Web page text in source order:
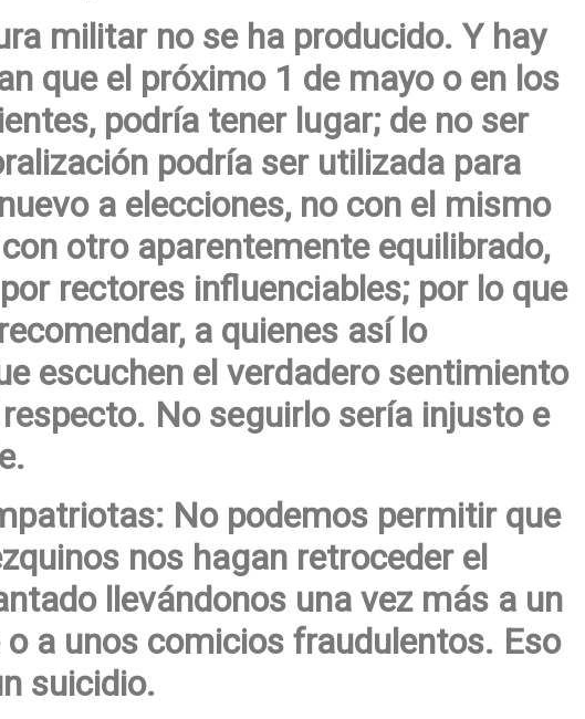
militar no se ha producido. Y hay
que el próximo 1 de mayo o en los
podría tener lugar; de no ser
podría ser utilizada para
a elecciones, no con el mismo
otro aparentemente equilibrado,
rectores influenciables; por lo que
a quienes así lo
escuchen el verdadero sentimiento
No seguirlo sería injusto e
No podemos permitir que
nos hagan retroceder el
llevándonos una vez más a un
a unos comicios fraudulentos. Eso
suicidio.